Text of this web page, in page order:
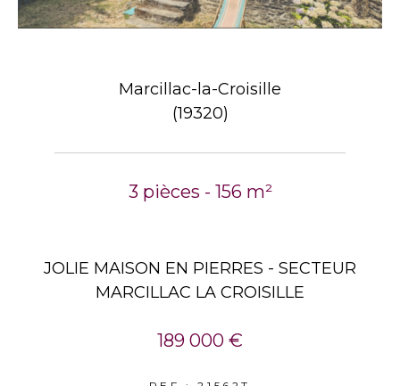
Marcillac-la-Croisille
(19320)
3 pièces - 156 m²
JOLIE MAISON EN PIERRES - SECTEUR
MARCILLAC LA CROISILLE
189 000 €